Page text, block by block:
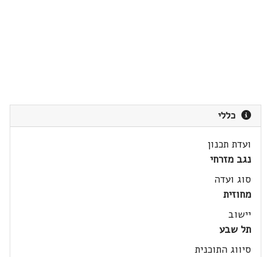
כללי
ועדת תכנון
נגב מזרחי
סוג ועדה
מחוזית
יישוב
תל שבע
סיווג התוכנית